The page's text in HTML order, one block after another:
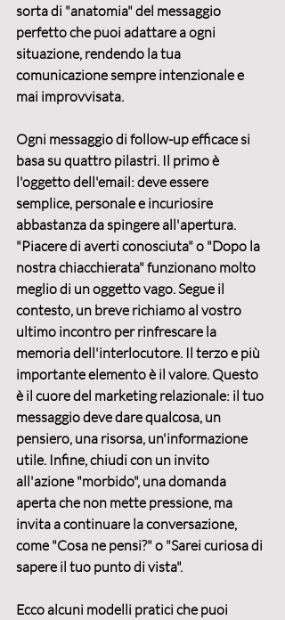
sorta di "anatomia" del messaggio
perfetto che puoi adattare a ogni
situazione, rendendo la tua
comunicazione sempre intenzionale e
mai improvvisata.
Ogni messaggio di follow-up efficace si
basa su quattro pilastri. Il primo è
l'oggetto dell'email: deve essere
semplice, personale e incuriosire
abbastanza da spingere all'apertura.
"Piacere di averti conosciuta" o "Dopo la
nostra chiacchierata" funzionano molto
meglio di un oggetto vago. Segue il
contesto, un breve richiamo al vostro
ultimo incontro per rinfrescare la
memoria dell'interlocutore. Il terzo e più
importante elemento è il valore. Questo
è il cuore del marketing relazionale: il tuo
messaggio deve dare qualcosa, un
pensiero, una risorsa, un'informazione
utile. Infine, chiudi con un invito
all'azione "morbido", una domanda
aperta che non mette pressione, ma
invita a continuare la conversazione,
come "Cosa ne pensi?" o "Sarei curiosa di
sapere il tuo punto di vista".
Ecco alcuni modelli pratici che puoi